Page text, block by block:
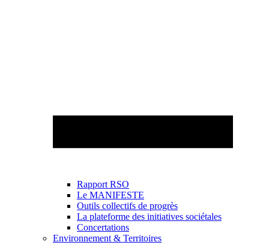
Rapport RSO
Le MANIFESTE
Outils collectifs de progrès
La plateforme des initiatives sociétales
Concertations
Environnement & Territoires